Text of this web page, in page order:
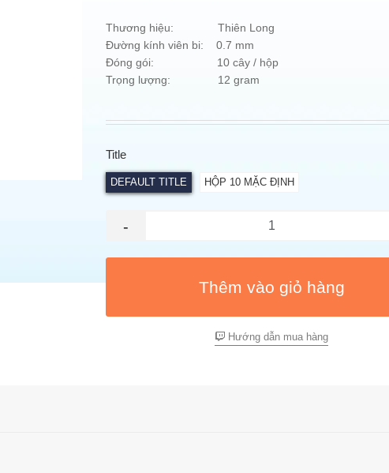
Thương hiệu: Thiên Long
Đường kính viên bi: 0.7 mm
Đóng gói: 10 cây / hộp
Trọng lượng: 12 gram
Title
DEFAULT TITLE HỘP 10 MẶC ĐỊNH
-
Thêm vào giỏ hàng
Hướng dẫn mua hàng